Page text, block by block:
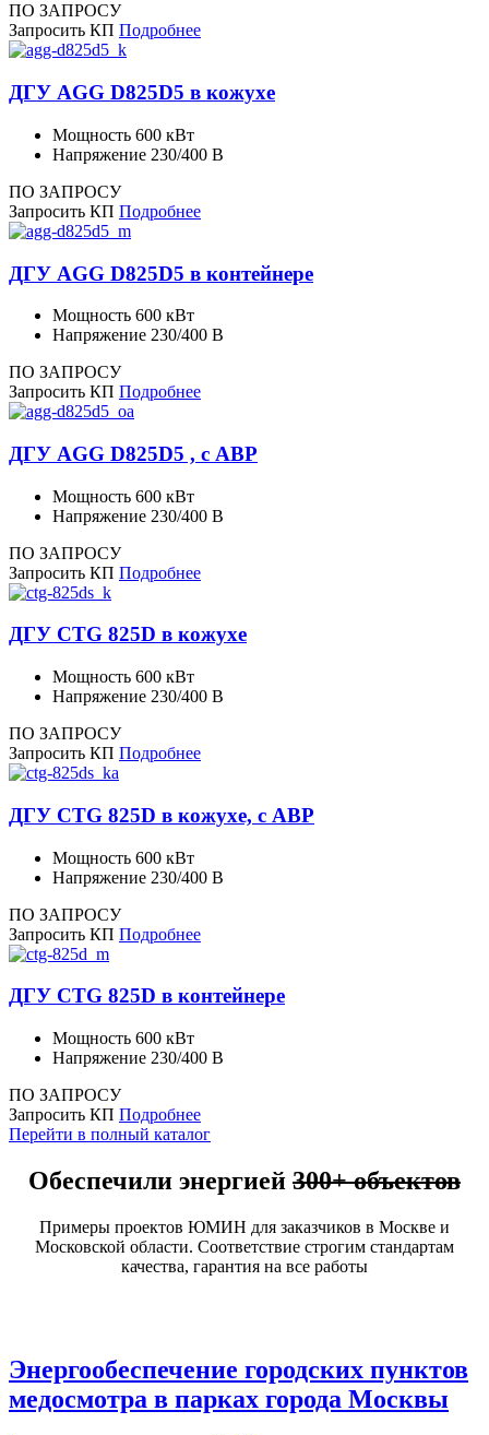
ПО ЗАПРОСУ
Запросить КП Подробнее
ДГУ AGG D825D5 в кожухе
Мощность 600 кВт
Напряжение 230/400 В
ПО ЗАПРОСУ
Запросить КП Подробнее
ДГУ AGG D825D5 в контейнере
Мощность 600 кВт
Напряжение 230/400 В
ПО ЗАПРОСУ
Запросить КП Подробнее
ДГУ AGG D825D5 , с АВР
Мощность 600 кВт
Напряжение 230/400 В
ПО ЗАПРОСУ
Запросить КП Подробнее
ДГУ CTG 825D в кожухе
Мощность 600 кВт
Напряжение 230/400 В
ПО ЗАПРОСУ
Запросить КП Подробнее
ДГУ CTG 825D в кожухе, с АВР
Мощность 600 кВт
Напряжение 230/400 В
ПО ЗАПРОСУ
Запросить КП Подробнее
ДГУ CTG 825D в контейнере
Мощность 600 кВт
Напряжение 230/400 В
ПО ЗАПРОСУ
Запросить КП Подробнее
Перейти в полный каталог
Обеспечили энергией 300+ объектов
Примеры проектов ЮМИН для заказчиков в Москве и
Московской области. Соответствие строгим стандартам
качества, гарантия на все работы
Энергообеспечение городских пунктов
медосмотра в парках города Москвы